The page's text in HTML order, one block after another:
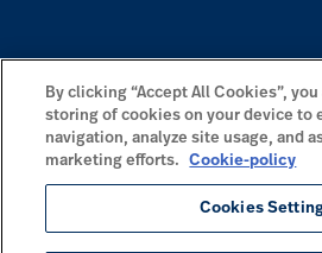
By clicking “Accept All Cookies”,
storing of cookies on your device to
navigation, analyze site usage, and
marketing efforts.
Cookie-policy
Cookies